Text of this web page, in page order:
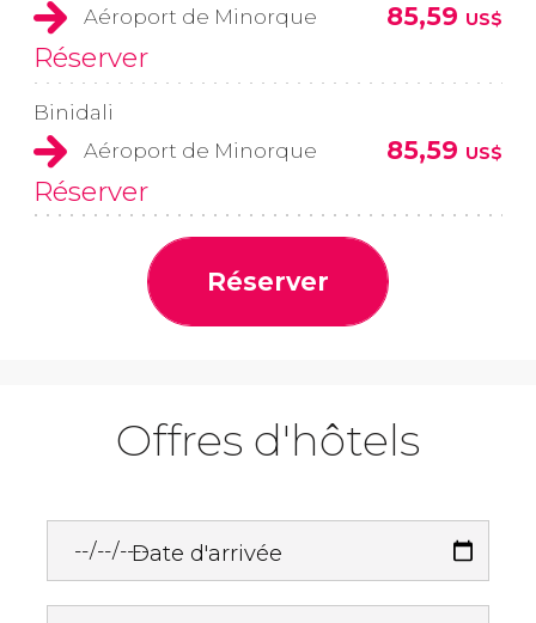
Aéroport de Minorque
85,59 US$
Réserver
Binidali
Aéroport de Minorque
85,59 US$
Réserver
Réserver
Offres d'hôtels
Date d'arrivée